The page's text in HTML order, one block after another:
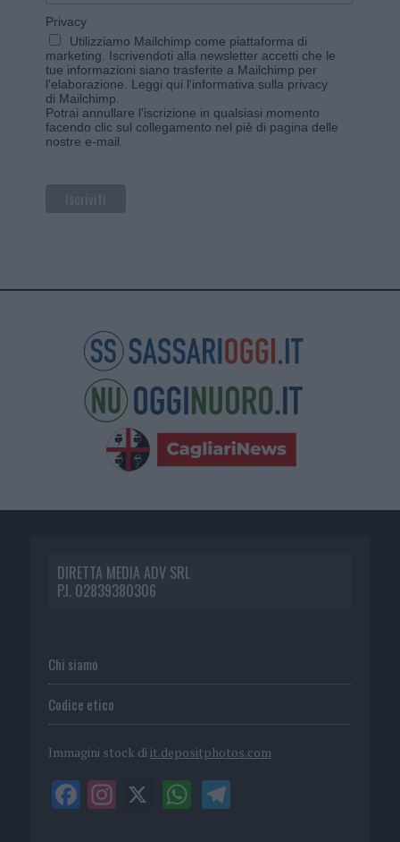
Privacy
Utilizziamo Mailchimp come piattaforma di
marketing. Iscrivendoti alla newsletter accetti che le
tue informazioni siano trasferite a Mailchimp per
l'elaborazione. Leggi qui l'informativa sulla privacy
di Mailchimp
Potrai annullare l'iscrizione in qualsiasi momento
facendo clic sul collegamento nel piè di pagina delle
nostre e-mail.
DIRETTA MEDIA ADV SRL
P.I. 02839380306
Chi siamo
Codice etico
Immagini stock di it.depositphotos.com